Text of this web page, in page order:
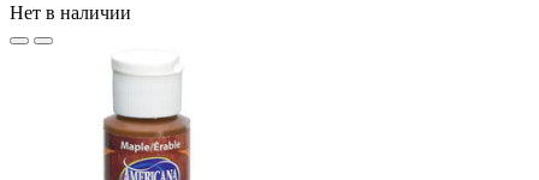
Нет в наличии